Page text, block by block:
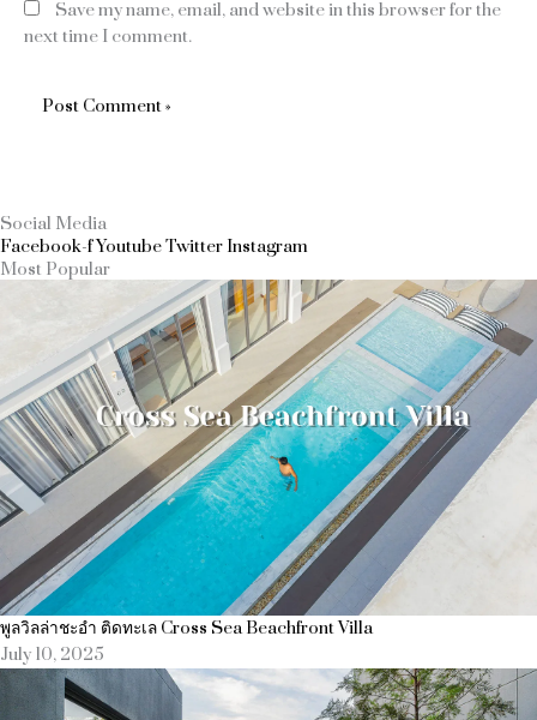
Save my name, email, and website in this browser for the
next time I comment.
Social Media
Facebook-fYoutubeTwitter Instagram
Most Popular
พูลวิลล่าชะอำ ติดทะเล Cross Sea Beachfront Villa
July 10, 2025